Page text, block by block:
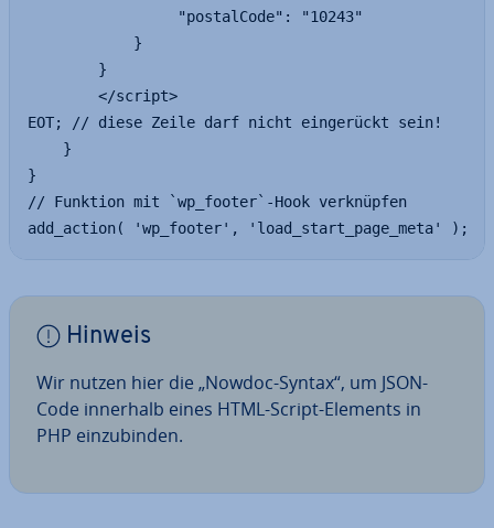
                 "postalCode": "10243"
            }
        }
        </script>
EOT; // diese Zeile darf nicht eingerückt sein!
    }
}
// Funktion mit `wp_footer`-Hook verknüpfen
add_action( 'wp_footer', 'load_start_page_meta' );
Hinweis
Wir nutzen hier die „Nowdoc-Syntax“, um JSON-
Code innerhalb eines HTML-Script-Elements in
PHP ein­zu­bin­den.